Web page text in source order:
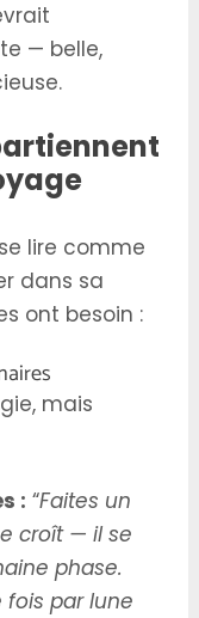
— belle,
lire comme
dans sa
ont besoin :
mais
: “Faites un
croît — il se
phase.
fois par lune